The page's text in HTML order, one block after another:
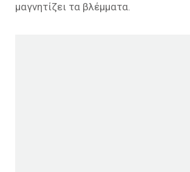
μαγνητίζει τα βλέμματα.